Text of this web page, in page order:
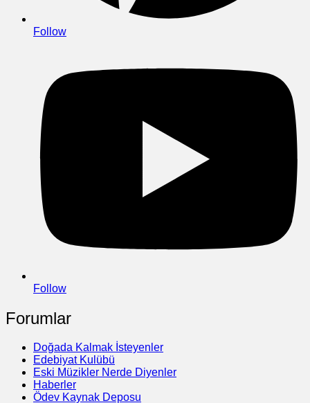
Follow
Follow
Forumlar
Doğada Kalmak İsteyenler
Edebiyat Kulübü
Eski Müzikler Nerde Diyenler
Haberler
Ödev Kaynak Deposu